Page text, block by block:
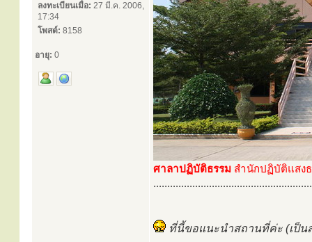
ลงทะเบียนเมื่อ: 27 มี.ค. 2006,
17:34
โพสต์: 8158
อายุ: 0
ศาลาปฏิบัติธรรม สำนักปฏิบัติแสง
ที่นี้ขอแนะนำสถานที่ค่ะ (เป็น